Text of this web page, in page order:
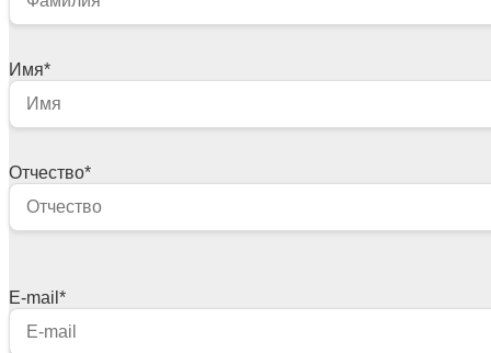
Имя*
Отчество*
E-mail *